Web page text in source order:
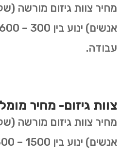
מחיר צוות גיזום מורשה
עבודה.
צוות גיזום- מחיר
מחיר צוות גיזום מורשה